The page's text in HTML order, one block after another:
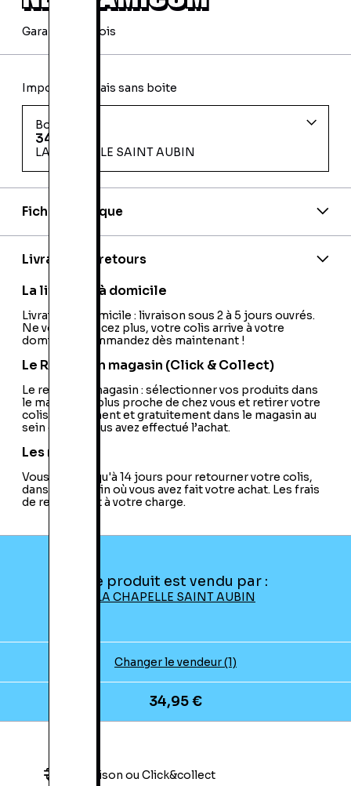
Garantie 24 mois
Import Japonais sans boite
Bon état
34,95 €
LA CHAPELLE SAINT AUBIN
Fiche technique
Nom de l'éditeur:Towa Chiki
Nom du développeur:
Code EAN:
24000554051
Livraison et retours
La livraison à domicile
Livraison à domicile : livraison sous 2 à 5 jours ouvrés.
Ne vous déplacez plus, votre colis arrive à votre
domicile ! Commandez dès maintenant !
Le Retrait en magasin (Click & Collect)
Le retrait en magasin : sélectionner vos produits dans
le magasin le plus proche de chez vous et retirer votre
colis directement et gratuitement dans le magasin au
sein duquel vous avez effectué l’achat.
Les retours
Vous avez jusqu'à 14 jours pour retourner votre colis,
dans le magasin où vous avez fait votre achat. Les frais
de retour sont à votre charge.
Ce produit est vendu par :
LA CHAPELLE SAINT AUBIN
Changer le vendeur (1)
34,95 €
Livraison ou Click&collect